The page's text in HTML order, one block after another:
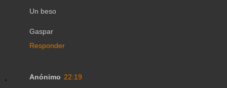
Un beso
Gaspar
Responder
Anónimo 22:19